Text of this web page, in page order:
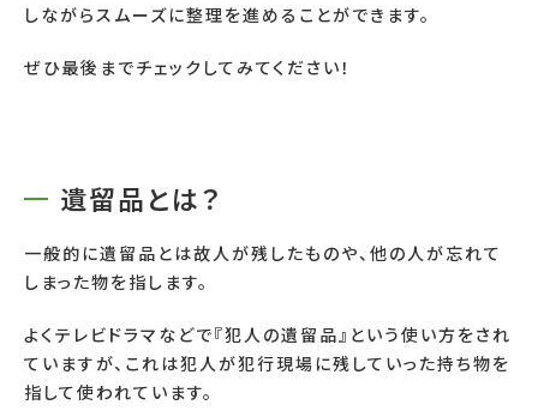
しながらスムーズに整理を進めることができます。
ぜひ最後までチェックしてみてください！
遺留品とは？
一般的に遺留品とは故人が残したものや、他の人が忘れて
しまった物を指します。
よくテレビドラマなどで『犯人の遺留品』という使い方をされ
ていますが、これは犯人が犯行現場に残していった持ち物を
指して使われています。